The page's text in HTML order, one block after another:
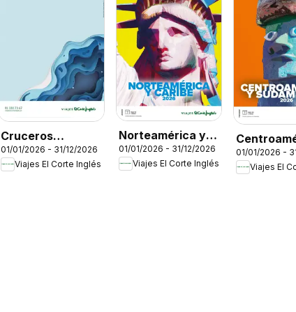
Cruceros
marítimos
01/01/2026 - 31/12/2026
Viajes El Corte Inglés
Norteamérica y
Caribe
01/01/2026 - 31/12/2026
Viajes El Corte Inglés
01/01/2026 -
Viajes El